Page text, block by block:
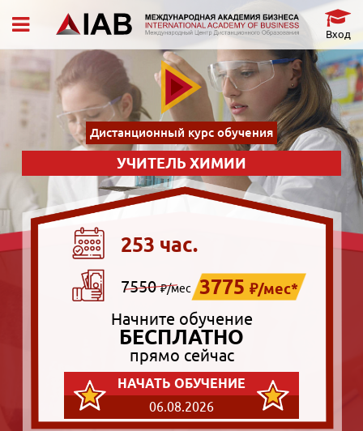
Вход
Дистанционный курс обучения
УЧИТЕЛЬ ХИМИИ
253 час.
7550₽/мес 3775 ₽/мес*
Начните обучение
БЕСПЛАТНО
прямо сейчас
НАЧАТЬ ОБУЧЕНИЕ
06.08.2026